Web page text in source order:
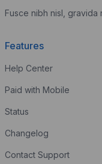
Fusce nibh nisl, gravida
Features
Help Center
Paid with Mobile
Status
Changelog
Contact Support